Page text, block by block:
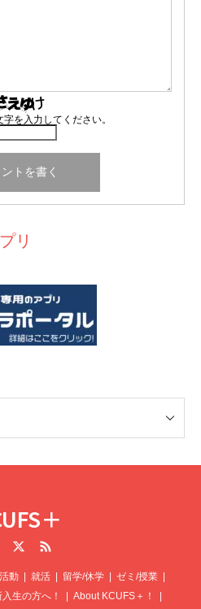
字を入力してください。
リ
＋
動 就活 留学/休学
ゼミ/授業
入生の方へ！ About KCUFS＋！